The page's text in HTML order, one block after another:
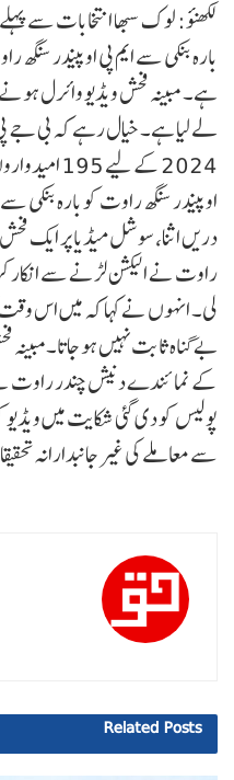
لکھنؤ: لوک سبھا انتخابات سے
بارہ بنکی سے ایم پی اوپیندر
ہے۔ مبینہ فحش ویڈیو وائرل
لے لیا ہے۔ خیال رہے کہ بی جے
2024 کے
اوپیندر سنگھ راوت کو بارہ بنکی سے
دریں اثنا، سوشل میڈیا پر ایک
راوت نے الیکشن لڑنے سے انکار
لی۔ انہوں نے کہا کہ میں اس
بے گناہ ثابت نہیں ہو
کے نمائندے دنیش چندر راوت
پولیس کو دی گئی شکایت میں
سے معاملے کی غیر جانبدارانہ
Related Posts